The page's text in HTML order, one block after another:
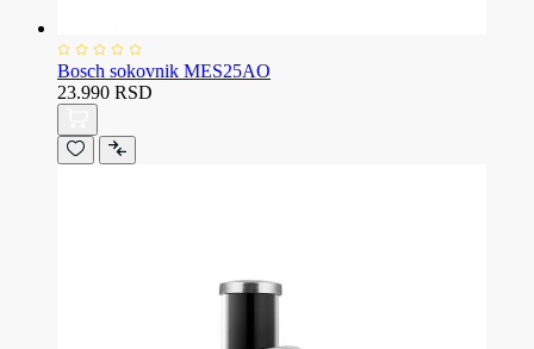
Bosch sokovnik MES25AO
23.990 RSD